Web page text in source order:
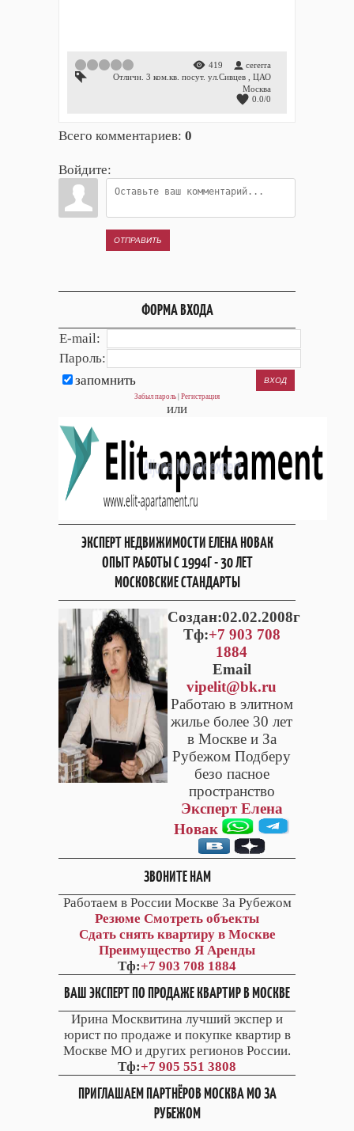
1 2 3 4 419
cererra
Отличн. 3 ком.кв. посут. ул.Сивцев
ЦАО
Москва
0.0/0
Всего комментариев: 0
Войдите:
ОТПРАВИТЬ
ФОРМА ВХОДА
E-mail:
Пароль:
запомнить
Забыл пароль Регистрация
или
ЭКСПЕРТ НЕДВИЖИМОСТИ ЕЛЕНА НОВАК
ОПЫТ РАБОТЫ С 1994Г - 30 ЛЕТ
МОСКОВСКИЕ СТАНДАРТЫ
Cоздан:02.02.2008г
Тф:+7 903 708
1884
Email
vipelit@bk.ru
Работаю в элитном
жилье более 30 лет
в Москве и За
Рубежом Подберу
безо пасное
пространство
Эксперт Елена
Новак
ЗВОНИТЕ НАМ
Работаем в России Москве За Рубежом
Резюме Смотреть объекты
Сдать снять квартиру в Москве
Преимущество Я Аренды
Тф:+7 903 708 1884
ВАШ ЭКСПЕРТ ПО ПРОДАЖЕ КВАРТИР В МОСКВЕ
Ирина Москвитина лучший экспер и
юрист по продаже и покупке квартир в
Москве МО и других регионов России.
Тф:+7 905 551 3808
ПРИГЛАШАЕМ ПАРТНЁРОВ МОСКВА МО ЗА
РУБЕЖОМ